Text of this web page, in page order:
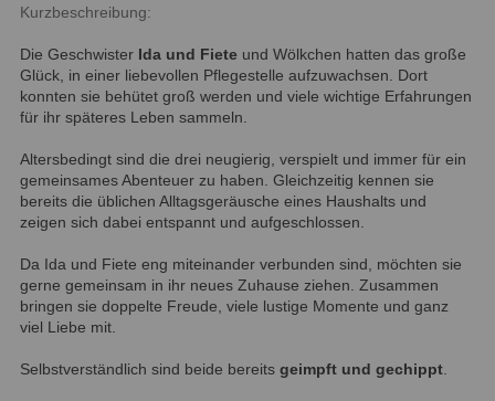
Kurzbeschreibung:
Die Geschwister Ida und Fieteund Wölkchen hatten das große
Glück, in einer liebevollen Pflegestelle aufzuwachsen. Dort
konnten sie behütet groß werden und viele wichtige Erfahrungen
für ihr späteres Leben sammeln.
Altersbedingt sind die drei neugierig, verspielt und immer für ein
gemeinsames Abenteuer zu haben. Gleichzeitig kennen sie
bereits die üblichen Alltagsgeräusche eines Haushalts und
zeigen sich dabei entspannt und aufgeschlossen.
Da Ida und Fiete eng miteinander verbunden sind, möchten sie
gerne gemeinsam in ihr neues Zuhause ziehen. Zusammen
bringen sie doppelte Freude, viele lustige Momente und ganz
viel Liebe mit.
Selbstverständlich sind beide bereits geimpft und gechippt.